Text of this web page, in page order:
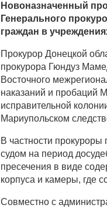
Новоназначенный
Генерального
граждан в
Прокурор Донецкой
прокурора Гюндуз
Восточного
наказаний и пробаций
исправительной
Мариупольском
В частности
судом на период
пресечения в виде
корпуса и камеры, где
Совместно с